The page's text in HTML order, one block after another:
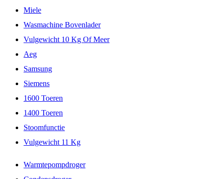
Miele
Wasmachine Bovenlader
Vulgewicht 10 Kg Of Meer
Aeg
Samsung
Siemens
1600 Toeren
1400 Toeren
Stoomfunctie
Vulgewicht 11 Kg
Warmtepompdroger